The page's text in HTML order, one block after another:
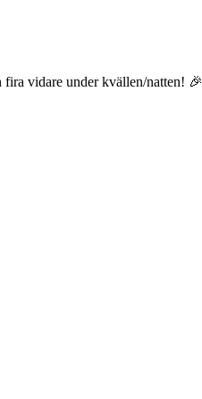
fira vidare under kvällen/natten! 🎉